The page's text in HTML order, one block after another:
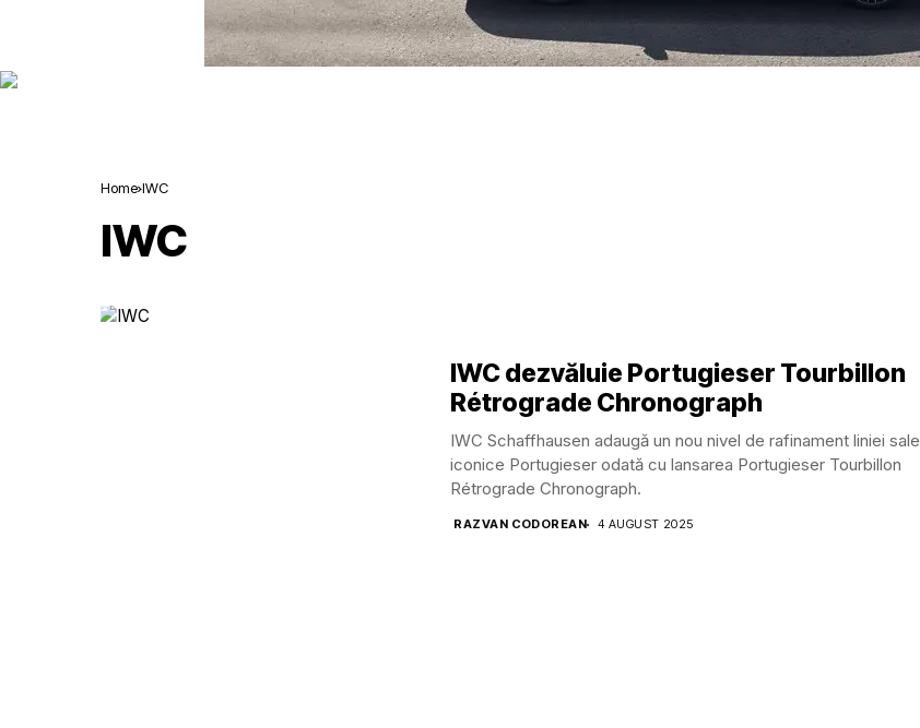
Home IWC
IWC
IWC dezvăluie Portugieser Tourbillon
Rétrograde Chronograph
IWC Schaffhausen adaugă un nou nivel de rafinament liniei sale
iconice Portugieser odată cu lansarea Portugieser Tourbillon
Rétrograde Chronograph.
RAZVAN CODOREAN 4 AUGUST 2025